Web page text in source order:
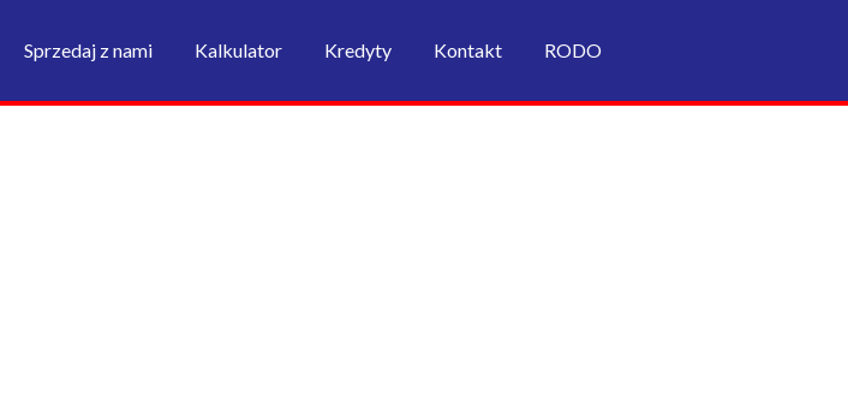
Sprzedaj z nami Kalkulator Kredyty Kontakt RODO